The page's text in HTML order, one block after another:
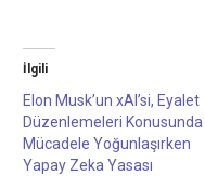
İlgili
Elon Musk’un xAI’si, Eyalet
Düzenlemeleri Konusunda
Mücadele Yoğunlaşırken
Yapay Zeka Yasası